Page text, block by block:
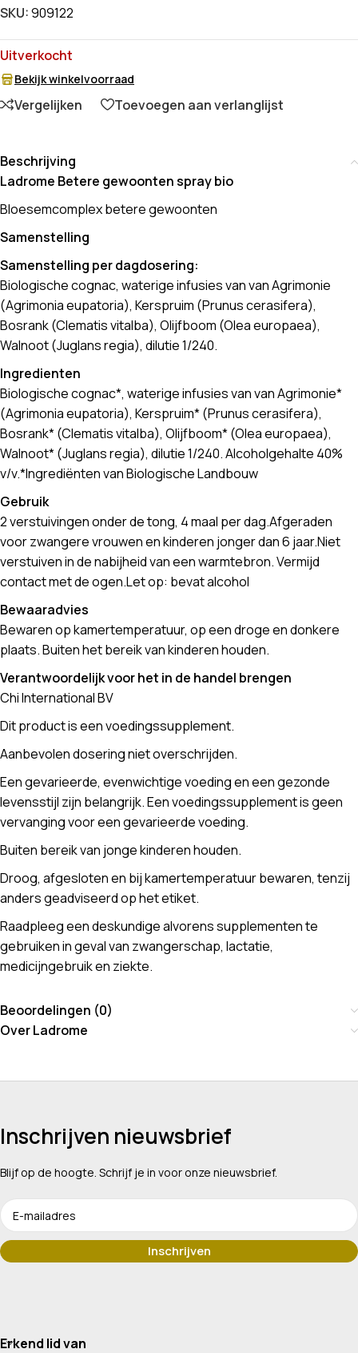
SKU:909122
Uitverkocht
Bekijk winkelvoorraad
Vergelijken Toevoegen aan verlanglijst
Beschrijving
Ladrome Betere gewoonten spray bio
Bloesemcomplex betere gewoonten
Samenstelling
Samenstelling per dagdosering:
Biologische cognac, waterige infusies van van Agrimonie
(Agrimonia eupatoria), Kerspruim (Prunus cerasifera),
Bosrank (Clematis vitalba), Olijfboom (Olea europaea),
Walnoot (Juglans regia), dilutie 1/240.
Ingredienten
Biologische cognac*, waterige infusies van van Agrimonie*
(Agrimonia eupatoria), Kerspruim* (Prunus cerasifera),
Bosrank* (Clematis vitalba), Olijfboom* (Olea europaea),
Walnoot* (Juglans regia), dilutie 1/240. Alcoholgehalte 40%
v/v.*Ingrediënten van Biologische Landbouw
Gebruik
2 verstuivingen onder de tong, 4 maal per dag.Afgeraden
voor zwangere vrouwen en kinderen jonger dan 6 jaar.Niet
verstuiven in de nabijheid van een warmtebron. Vermijd
contact met de ogen.Let op: bevat alcohol
Bewaaradvies
Bewaren op kamertemperatuur, op een droge en donkere
plaats. Buiten het bereik van kinderen houden.
Verantwoordelijk voor het in de handel brengen
Chi International BV
Dit product is een voedingssupplement.
Aanbevolen dosering niet overschrijden.
Een gevarieerde, evenwichtige voeding en een gezonde
levensstijl zijn belangrijk. Een voedingssupplement is geen
vervanging voor een gevarieerde voeding.
Buiten bereik van jonge kinderen houden.
Droog, afgesloten en bij kamertemperatuur bewaren, tenzij
anders geadviseerd op het etiket.
Raadpleeg een deskundige alvorens supplementen te
gebruiken in geval van zwangerschap, lactatie,
medicijngebruik en ziekte.
Beoordelingen (0)
Over Ladrome
Inschrijven nieuwsbrief
Blijf op de hoogte. Schrijf je in voor onze nieuwsbrief.
Erkend lid van